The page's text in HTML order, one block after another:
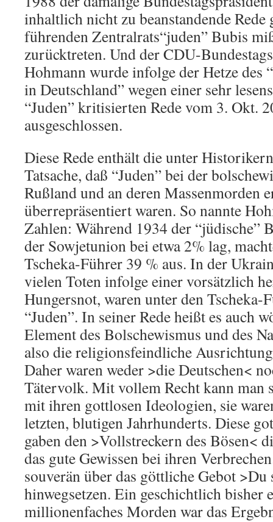
inhaltlich nicht zu beanstandende Rede
führenden Zentralrats“juden” Bubis
zurücktreten. Und der CDU-
Hohmann wurde infolge der Hetze des
in Deutschland” wegen einer sehr
“Juden” kritisierten Rede vom 3. Okt.
ausgeschlossen.
Diese Rede enthält die unter
Tatsache, daß “Juden” bei der
Rußland und an deren Massenmorden
überrepräsentiert waren. So nannte
Zahlen: Während 1934 der “jüdische”
der Sowjetunion bei etwa 2% lag,
Tscheka-Führer 39 % aus. In der
vielen Toten infolge einer vorsätzlich
Hungersnot, waren unter den Tscheka-
“Juden”. In seiner Rede heißt es auch
Element des Bolschewismus und des
also die religionsfeindliche
Daher waren weder >die Deutschen<
Tätervolk. Mit vollem Recht kann man
mit ihren gottlosen Ideologien, sie
letzten, blutigen Jahrhunderts. Diese
gaben den >Vollstreckern des Bösen<
das gute Gewissen bei ihren
souverän über das göttliche Gebot
hinwegsetzen. Ein geschichtlich bisher
millionenfaches Morden war das